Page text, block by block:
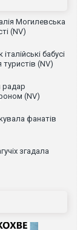
Могилевська
(NV)
бабусі
(NV)
радар
(NV)
фанатів
згадала